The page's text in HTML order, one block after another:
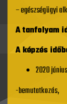
– egészségügyi
A tanfolyam
A képzés
2020
-bemutatkozás,